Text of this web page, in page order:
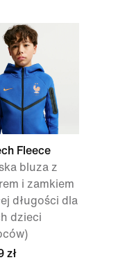
Fleece
bluza z
i zamkiem
długości dla
dzieci
zł